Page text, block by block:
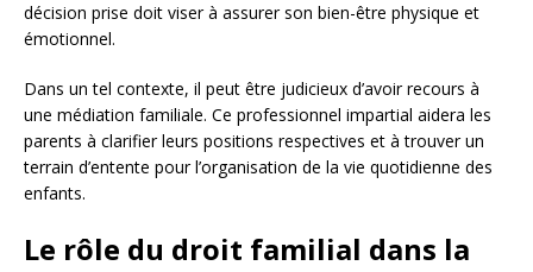
décision prise doit viser à assurer son bien-être physique et
émotionnel.
Dans un tel contexte, il peut être judicieux d’avoir recours à
une médiation familiale. Ce professionnel impartial aidera les
parents à clarifier leurs positions respectives et à trouver un
terrain d’entente pour l’organisation de la vie quotidienne des
enfants.
Le rôle du droit familial dans la